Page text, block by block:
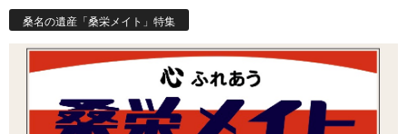
桑名の遺産「桑栄メイト」特集